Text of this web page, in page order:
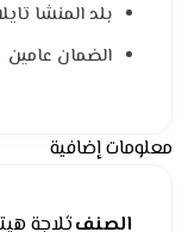
بلد المنشا
الضمان عامين
معلومات إضافية
الصنفثلاجة هيتاشي ١٩ قدم 4